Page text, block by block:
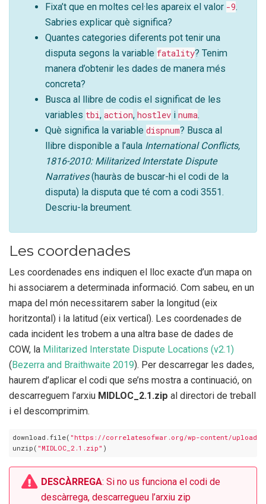
Fixa’t que en moltes cel·les apareix el valor -9.
Sabries explicar què significa?
Quantes categories diferents pot tenir una
disputa segons la variable fatality? Tenim
manera d’obtenir les dades de manera més
concreta?
Busca al llibre de codis el significat de les
variables tbi,action,hostlev inuma.
Què significa la variabledispnum? Busca al
llibre disponible a l’aula International Conflicts,
1816-2010: Militarized Interstate Dispute
Narratives(hauràs de buscar-hi el codi de la
disputa) la disputa que té com a codi 3551.
Descriu-la breument.
Les coordenades
Les coordenades ens indiquen el lloc exacte d’un mapa on
hi associarem a determinada informació. Com sabeu, en un
mapa del món necessitarem saber la longitud (eix
horitzontal) i la latitud (eix vertical). Les coordenades de
cada incident les trobem a una altra base de dades de
COW, la Militarized Interstate Dispute Locations (v2.1)
( Bezerra and Braithwaite 2019). Per descarregar les dades,
haurem d’aplicar el codi que se’ns mostra a continuació, on
descarreguem l’arxiu MIDLOC_2.1.zip al directori de treball
i el descomprimim.
download.file( "https://correlatesofwar.org/wp-content/uploads/
unzip( "MIDLOC_2.1.zip" )
DESCÀRREGA: Si no us funciona el codi de
descàrrega, descarregueu l’arxiu zip